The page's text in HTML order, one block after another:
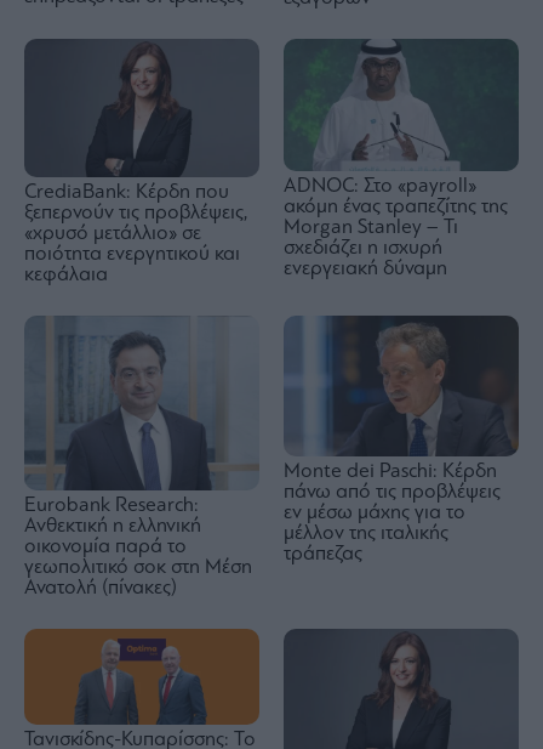
CrediaBank: Κέρδη που
ξεπερνούν τις προβλέψεις,
«χρυσό μετάλλιο» σε
ποιότητα ενεργητικού και
κεφάλαια
ADNOC: Στο «payroll»
ακόμη ένας τραπεζίτης της
Morgan Stanley – Τι
σχεδιάζει η ισχυρή
ενεργειακή δύναμη
Eurobank Research:
Ανθεκτική η ελληνική
οικονομία παρά το
γεωπολιτικό σοκ στη Μέση
Ανατολή (πίνακες)
Monte dei Paschi: Κέρδη
πάνω από τις προβλέψεις
εν μέσω μάχης για το
μέλλον της ιταλικής
τράπεζας
Τανισκίδης-Κυπαρίσσης: Το